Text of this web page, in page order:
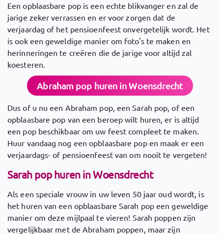
Een opblaasbare pop is een echte blikvanger en zal de
jarige zeker verrassen en er voor zorgen dat de
verjaardag of het pensioenfeest onvergetelijk wordt. Het
is ook een geweldige manier om foto's te maken en
herinneringen te creëren die de jarige voor altijd zal
koesteren.
Abraham pop huren in Woensdrecht
Dus of u nu een Abraham pop, een Sarah pop, of een
opblaasbare pop van een beroep wilt huren, er is altijd
een pop beschikbaar om uw feest compleet te maken.
Huur vandaag nog een opblaasbare pop en maak er een
verjaardags- of pensioenfeest van om nooit te vergeten!
Sarah pop huren in Woensdrecht
Als een speciale vrouw in uw leven 50 jaar oud wordt, is
het huren van een opblaasbare Sarah pop een geweldige
manier om deze mijlpaal te vieren! Sarah poppen zijn
vergelijkbaar met de Abraham poppen, maar zijn